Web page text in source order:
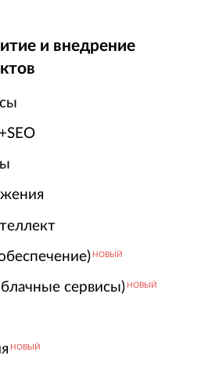
и внедрение
НОВЫЙ
сервисы) НОВЫЙ
НОВЫЙ